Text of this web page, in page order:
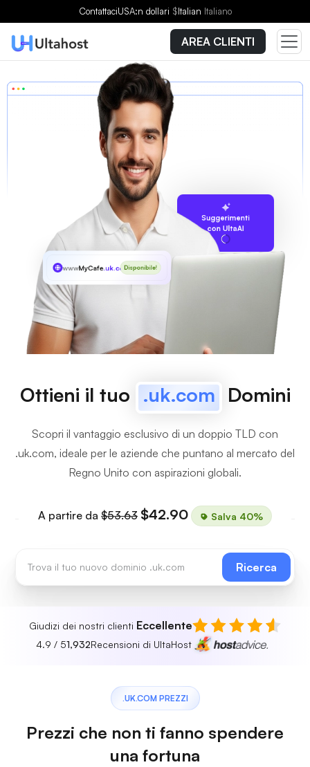
ContattaciUSA:n dollari $Italian Italiano
AREA CLIENTI
Suggerimenti
con UltaAI
wwwMyCafe.uk.comDisponibile!
Ottieni il tuo .uk.com Domini
Scopri il vantaggio esclusivo di un doppio TLD con
.uk.com, ideale per le aziende che puntano al mercato del
Regno Unito con aspirazioni globali.
A partire da $53.63 $42.90 Salva 40%
Ricerca
Giudizi dei nostri clienti Eccellente
4.9 / 51,932Recensioni di UltaHost
.UK.COM PREZZI
Prezzi che non ti fanno spendere
una fortuna